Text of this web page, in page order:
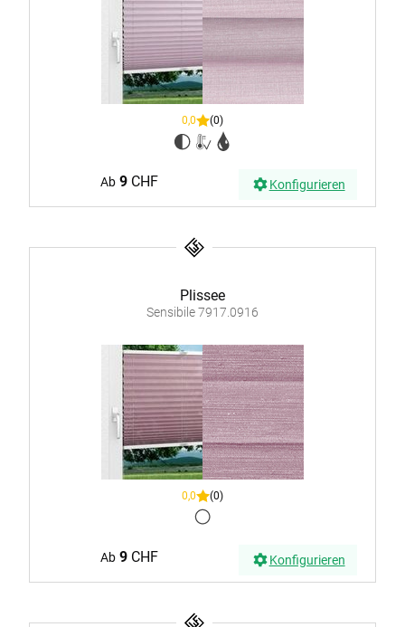
0,0 (0)
Ab 9CHF Konfigurieren
Plissee
Sensibile 7917.0916
0,0 (0)
Ab 9CHF Konfigurieren